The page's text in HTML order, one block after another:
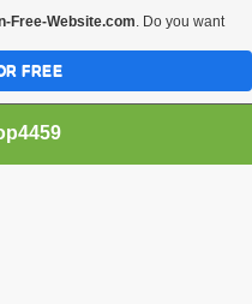
Free-Website.com. Do you want
FREE